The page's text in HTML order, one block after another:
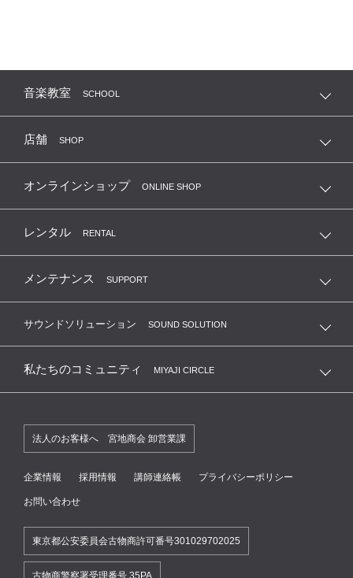
音楽教室 SCHOOL
店舗 SHOP
オンラインショップ ONLINE SHOP
レンタル RENTAL
メンテナンス SUPPORT
サウンドソリューション SOUND SOLUTION
私たちのコミュニティ MIYAJI CIRCLE
法人のお客様へ 宮地商会 卸営業課
企業情報 採用情報 講師連絡帳 プライバシーポリシー
お問い合わせ
東京都公安委員会古物商許可番号301029702025
古物商警察署受理番号 35PA